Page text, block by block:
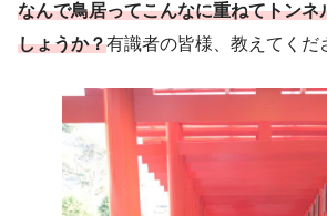
なんで鳥居ってこんなに重ねてトンネ
しょうか？有識者の皆様、教えてくだ